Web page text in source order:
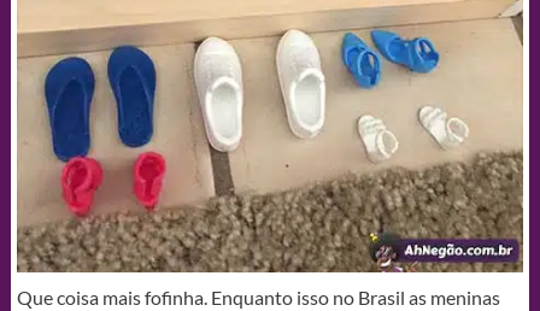
Que coisa mais fofinha. Enquanto isso no Brasil as meninas